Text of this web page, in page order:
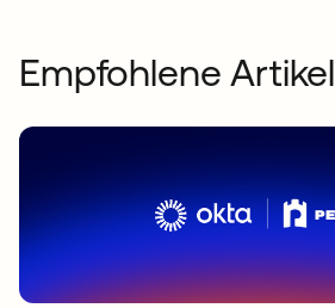
Empfohlene Artikel